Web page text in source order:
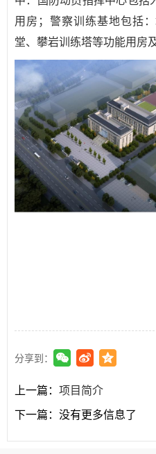
用房；警察训练基地包括
堂、攀岩训练塔等功能用房
分享到：
上一篇： 项目简介
下一篇： 没有更多信息了